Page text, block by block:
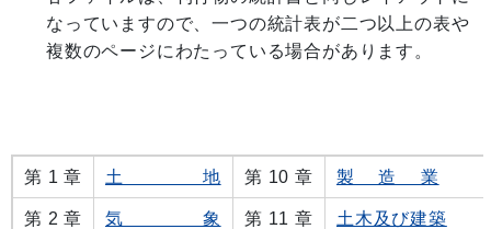
なっていますので、一つの統計表が二つ以上の表や
複数のページにわたっている場合があります。
第 1 章 土 地 第 10 章 製 造 業
第 2 章 気 象 第 11 章 土木及び建築